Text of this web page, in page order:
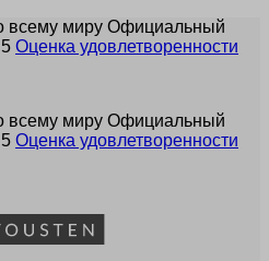
всему миру Официальный
Оценка удовлетворенности
всему миру Официальный
Оценка удовлетворенности